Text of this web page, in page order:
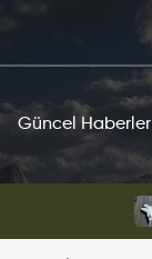
Güncel Haberler